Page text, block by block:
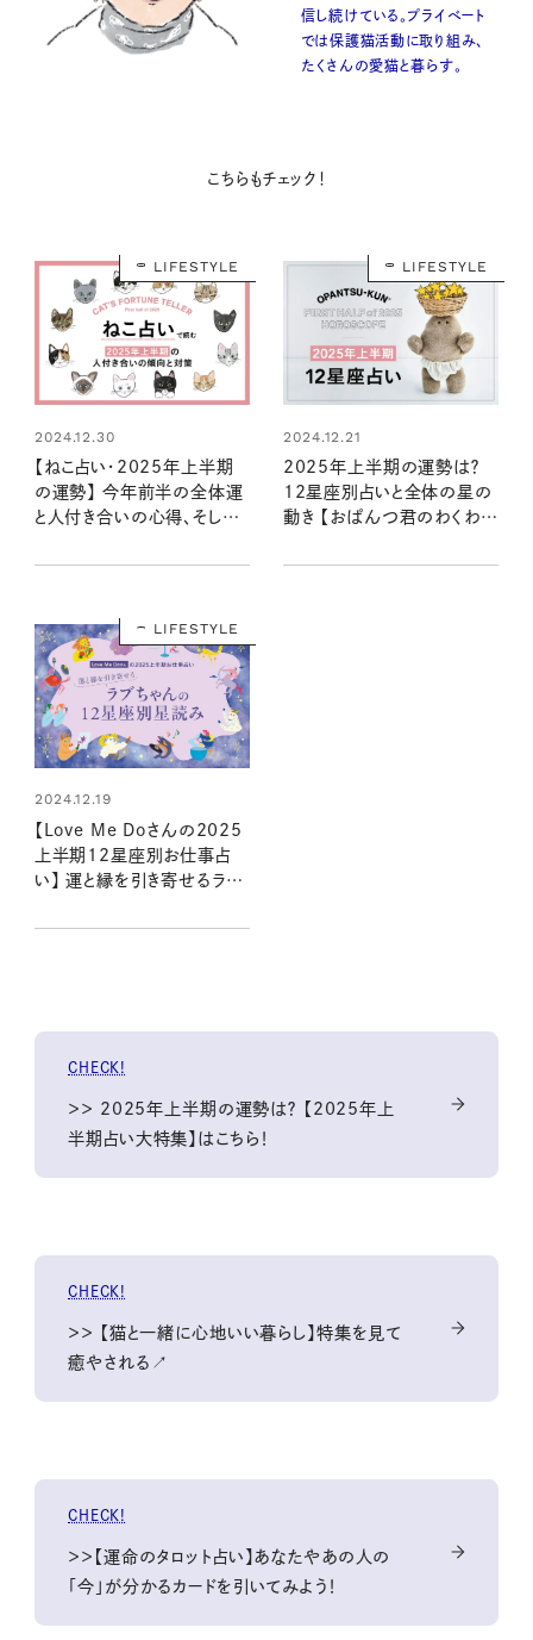
信し続けている。プライベート
では保護猫活動に取り組み、
たくさんの愛猫と暮らす。
こちらもチェック！
LIFESTYLE
2024.12.30
【ねこ占い・2025年上半期
の運勢】 今年前半の全体運
と人付き合いの心得、そして
LIFESTYLE
2024.12.21
2025年上半期の運勢は？
12星座別占いと全体の星の
動き 【おぱんつ君のわくわく
LIFESTYLE
2024.12.19
【Love Me Doさんの2025
上半期12星座別お仕事占
い】 運と縁を引き寄せるラブ
CHECK!
＞＞ 2025年上半期の運勢は？ 【2025年上
半期占い大特集】はこちら！
CHECK!
＞＞ 【猫と一緒に心地いい暮らし】特集を見て
癒やされる↗
CHECK!
＞＞【運命のタロット占い】あなたやあの人の
「今」が分かるカードを引いてみよう！